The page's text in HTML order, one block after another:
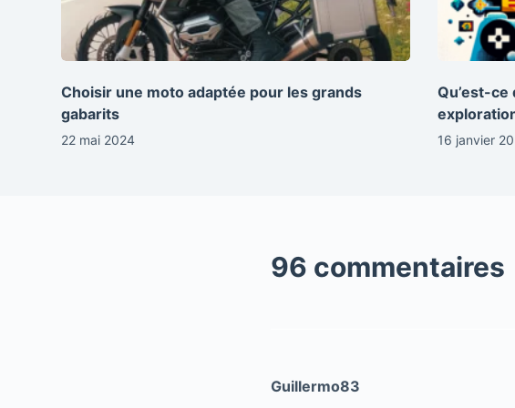
Choisir une moto adaptée pour les grands
gabarits
22 mai 2024
Qu’est-ce
16 janvier
96 commentaires
Guillermo83